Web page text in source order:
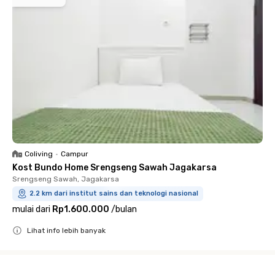
Coliving • Campur
Kost Bundo Home Srengseng Sawah Jagakarsa
Srengseng Sawah, Jagakarsa
2.2 km dari institut sains dan teknologi nasional
mulai dari Rp1.600.000 /bulan
Lihat info lebih banyak